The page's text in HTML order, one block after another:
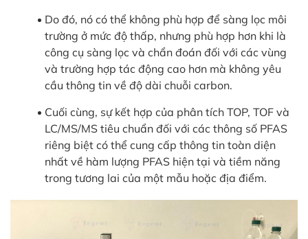
Do đó, nó có thể không phù hợp để sàng lọc môi
trường ở mức độ thấp, nhưng phù hợp hơn khi là
công cụ sàng lọc và chẩn đoán đối với các vùng
và trường hợp tác động cao hơn mà không yêu
cầu thông tin về độ dài chuỗi carbon.
Cuối cùng, sự kết hợp của phân tích TOP, TOF và
LC/MS/MS tiêu chuẩn đối với các thông số PFAS
riêng biệt có thể cung cấp thông tin toàn diện
nhất về hàm lượng PFAS hiện tại và tiềm năng
trong tương lai của một mẫu hoặc địa điểm.